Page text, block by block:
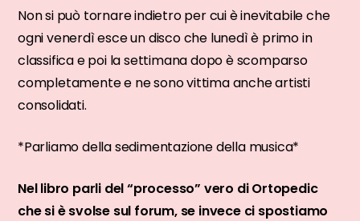
Non si può tornare indietro per cui è inevitabile che
ogni venerdì esce un disco che lunedì è primo in
classifica e poi la settimana dopo è scomparso
completamente e ne sono vittima anche artisti
consolidati.
*Parliamo della sedimentazione della musica*
Nel libro parli del “processo” vero di Ortopedic
che si è svolse sul forum, se invece ci spostiamo